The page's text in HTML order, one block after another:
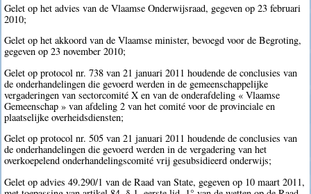
Gelet op het advies van de Vlaamse Onderwijsraad, gegeven op 23 februari
2010;
Gelet op het akkoord van de Vlaamse minister, bevoegd voor de Begroting,
gegeven op 23 november 2010;
Gelet op protocol nr. 738 van 21 januari 2011 houdende de conclusies van
de onderhandelingen die gevoerd werden in de gemeenschappelijke
vergaderingen van sectorcomité X en van de onderafdeling « Vlaamse
Gemeenschap » van afdeling 2 van het comité voor de provinciale en
plaatselijke overheidsdiensten;
Gelet op protocol nr. 505 van 21 januari 2011 houdende de conclusies van
de onderhandelingen die gevoerd werden in de vergadering van het
overkoepelend onderhandelingscomité vrij gesubsidieerd onderwijs;
Gelet op advies 49.290/1 van de Raad van State, gegeven op 10 maart 2011,